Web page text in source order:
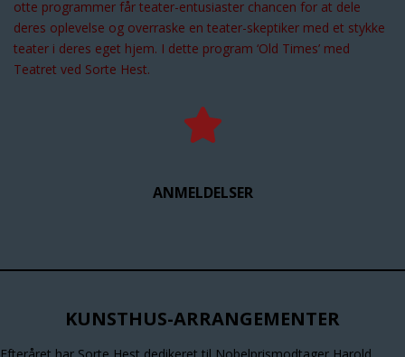
otte programmer får teater-entusiaster chancen for at dele
deres oplevelse og overraske en teater-skeptiker med et stykke
teater i deres eget hjem. I dette program ‘Old Times’ med
Teatret ved Sorte Hest.
ANMELDELSER
KUNSTHUS-ARRANGEMENTER